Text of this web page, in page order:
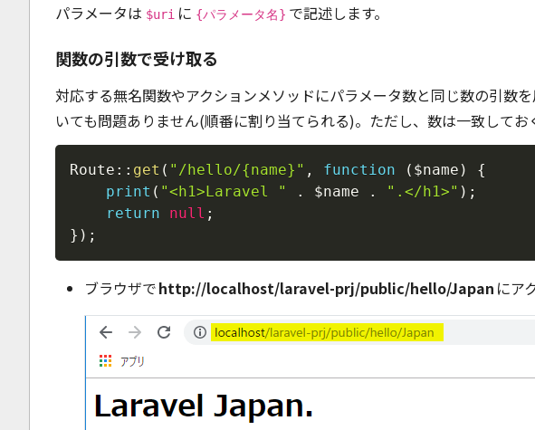
パラメータは $uri に {パラメータ名} で記述します。
関数の引数で受け取る
対応する無名関数やアクションメソッドにパラメータ数と同じ数の引数
いても問題ありません(順番に割り当てられる)。ただし、数は一致してお
Route :: get ( "/hello/{name}" , function ( $name )
{
print ( "<h1>Laravel " . $name . ".</h1>" ) ;
return
null ;
} ) ;
ブラウザでhttp://localhost/laravel-prj/public/hello/Japan にア